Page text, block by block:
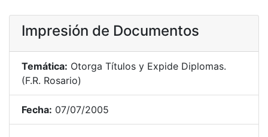
Impresión de Documentos
Temática: Otorga Títulos y Expide Diplomas.
(F.R. Rosario)
Fecha: 07/07/2005